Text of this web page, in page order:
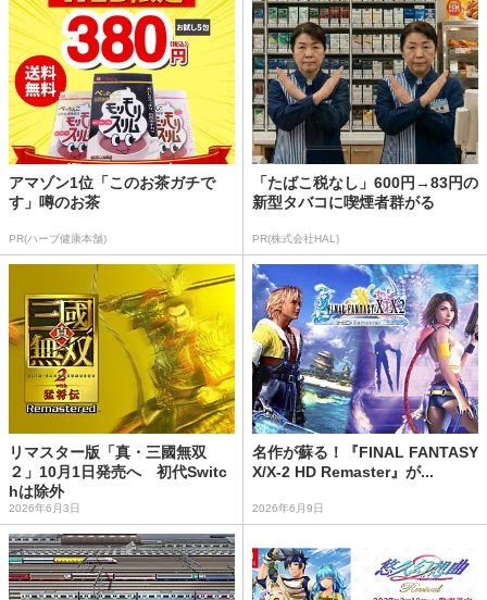
アマゾン1位「このお茶ガチで
す」噂のお茶
PR(ハーブ健康本舗)
「たばこ税なし」600円→83円の
新型タバコに喫煙者群がる
PR(株式会社HAL)
リマスター版「真・三國無双
２」10月1日発売へ 初代Switc
hは除外
2026年6月3日
名作が蘇る！『FINAL FANTASY
X/X-2 HD Remaster』が...
2026年6月9日